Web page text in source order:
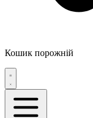
Кошик порожній